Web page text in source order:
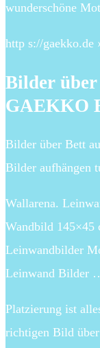
wunderschöne
http s://gaekko.de
Bilder über
GAEKKO
Bilder über Bett
Bilder aufhängen
Wallarena.
Wandbild
Leinwandbilder
Leinwand Bilder
Platzierung ist
richtigen Bild